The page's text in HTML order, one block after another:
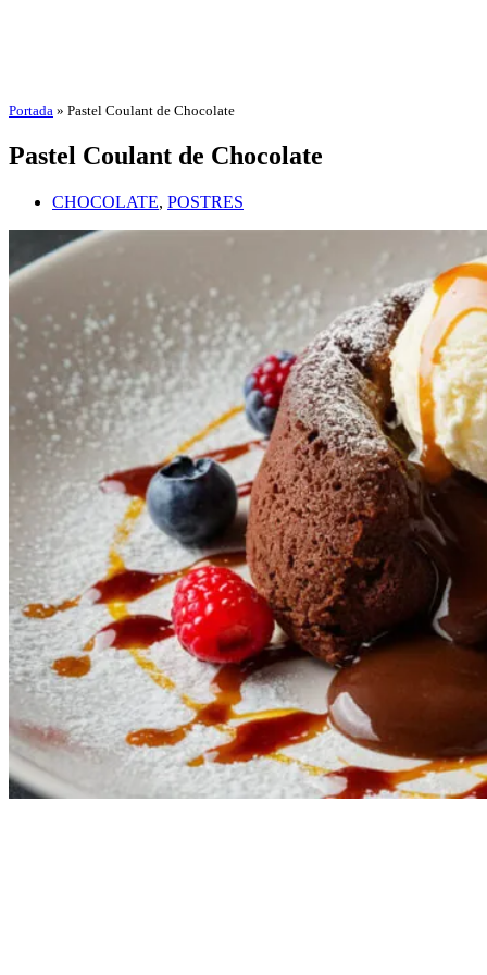
Portada » Pastel Coulant de Chocolate
Pastel Coulant de Chocolate
CHOCOLATE, POSTRES